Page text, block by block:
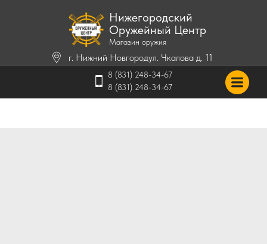
Нижегородский
Оружейный Центр
Магазин оружия
8 (831) 248-34-67
8 (831) 248-34-67
г. Нижний Новгородул. Чкалова д. 11